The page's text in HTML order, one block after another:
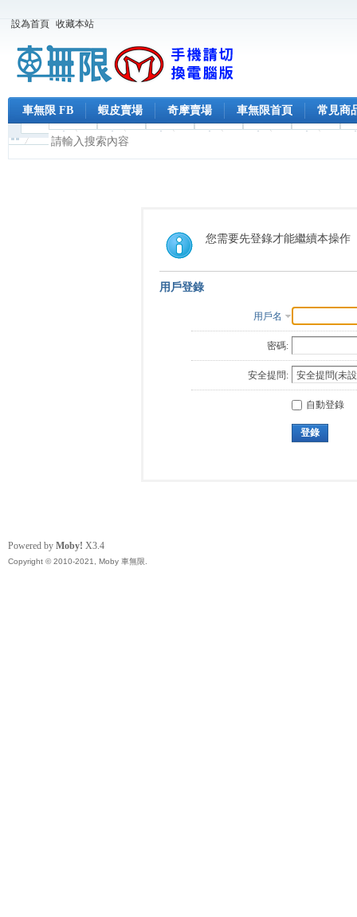
設為首頁 收藏本站
車無限 FB 蝦皮賣場 奇摩賣場 車無限首頁 常見商
您需要先登錄才能繼續本操作
用戶登錄
用戶名
密碼:
安全提問:
自動登錄
登錄
Powered by Moby! X3.4
Copyright © 2010-2021, Moby 車無限.